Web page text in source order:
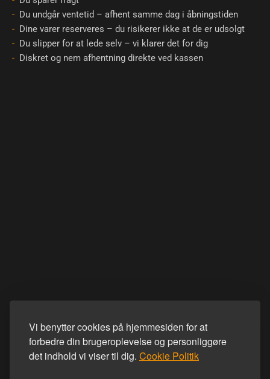
Vi benytter cookies på hjemmesiden for at
forbedre din brugeroplevelse og personliggøre
det indhold vi viser til dig. Cookie Politik
Du undgår ventetid – afhent samme dag i åbningstiden
Dine varer reserveres – du risikerer ikke at de er udsolgt
Du slipper for at lede selv – vi klarer det for dig
Diskret og nem afhentning direkte ved kassen